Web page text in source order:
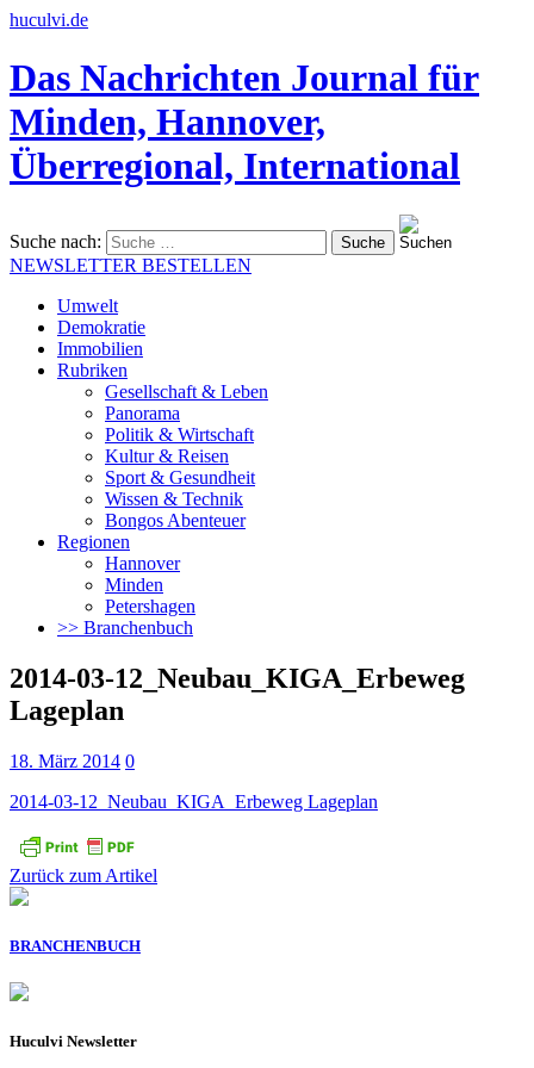
huculvi.de
Das Nachrichten Journal für
Minden, Hannover,
Überregional, International
Suche nach:
NEWSLETTER BESTELLEN
Umwelt
Demokratie
Immobilien
Rubriken
Gesellschaft & Leben
Panorama
Politik & Wirtschaft
Kultur & Reisen
Sport & Gesundheit
Wissen & Technik
Bongos Abenteuer
Regionen
Hannover
Minden
Petershagen
>> Branchenbuch
2014-03-12_Neubau_KIGA_Erbeweg
Lageplan
18. März 2014 0
2014-03-12_Neubau_KIGA_Erbeweg Lageplan
Zurück zum Artikel
BRANCHENBUCH
Huculvi Newsletter